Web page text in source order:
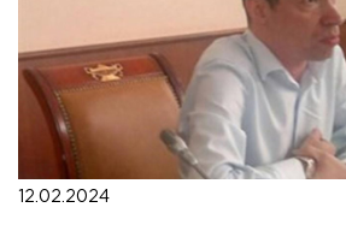
12.02.2024